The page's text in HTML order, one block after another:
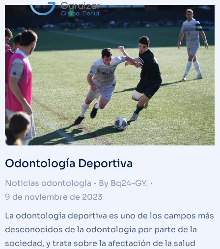
Odontología Deportiva
Noticias odontología By Bq24-GY.
9 de noviembre de 2023
La odontología deportiva es uno de los campos más
desconocidos de la odontología por parte de la
sociedad, y trata sobre la afectación de la salud